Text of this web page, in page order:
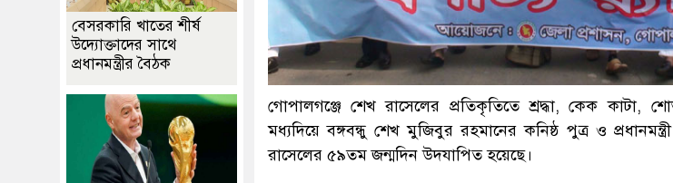
গোপালগঞ্জে শেখ রাসেলের প্রতিকৃতিতে শ্রদ্ধা, কেক কাটা,
মধ্যদিয়ে বঙ্গবন্ধু শেখ মুজিবুর রহমানের কনিষ্ঠ পুত্র ও
রাসেলের ৫৯তম জন্মদিন উদযাপিত হয়েছে।
বেসরকারি খাতের শীর্ষ
উদ্যোক্তাদের সাথে
প্রধানমন্ত্রীর বৈঠক